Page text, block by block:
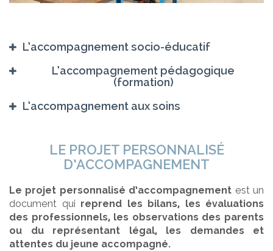
L’accompagnement socio-éducatif
L’accompagnement pédagogique
(formation)
L’accompagnement aux soins
LE PROJET PERSONNALISÉ
D’ACCOMPAGNEMENT
Le projet personnalisé d’accompagnement est un
document qui reprend les bilans, les évaluations
des professionnels, les observations des parents
ou du représentant légal, les demandes et
attentes du jeune accompagné.